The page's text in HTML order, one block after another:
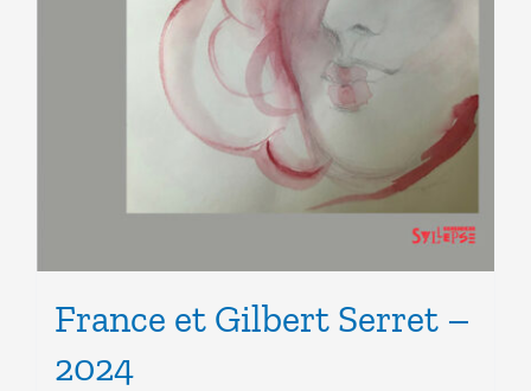
France et Gilbert Serret –
2024